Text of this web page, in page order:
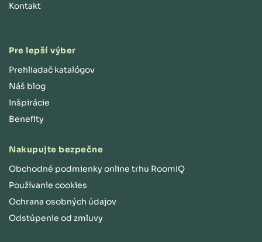
Kontakt
Pre lepší výber
Prehliadač katalógov
Náš blog
Inšpirácie
Benefity
Nakupujte bezpečne
Obchodné podmienky online trhu RoomIQ
Používanie cookies
Ochrana osobných údajov
Odstúpenie od zmluvy